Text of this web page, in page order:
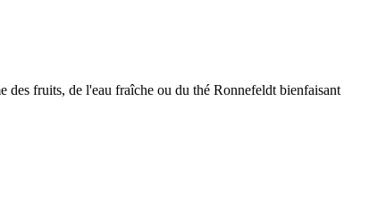
des fruits, de l'eau fraîche ou du thé Ronnefeldt bienfaisant